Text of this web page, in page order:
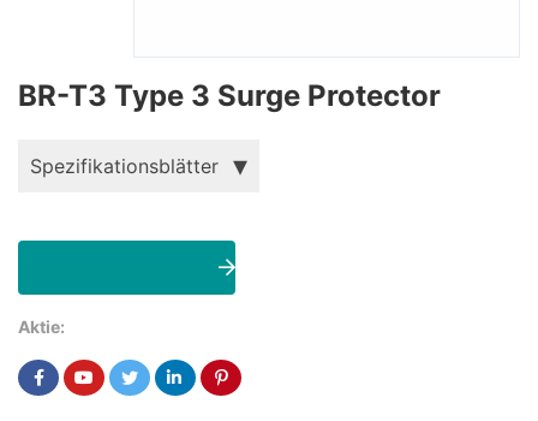
BR-T3 Type 3 Surge Protector
Spezifikationsblätter
Aktie: